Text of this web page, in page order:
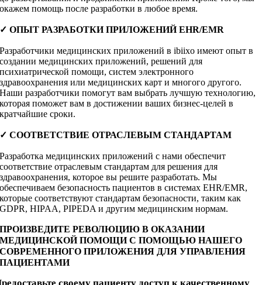
окажем помощь после разработки в любое время.
✓ ОПЫТ РАЗРАБОТКИ ПРИЛОЖЕНИЙ EHR/EMR
Разработчики медицинских приложений в ibiixo имеют опыт в
создании медицинских приложений, решений для
психиатрической помощи, систем электронного
здравоохранения или медицинских карт и многого другого.
Наши разработчики помогут вам выбрать лучшую технологию,
которая поможет вам в достижении ваших бизнес-целей в
кратчайшие сроки.
✓ СООТВЕТСТВИЕ ОТРАСЛЕВЫМ СТАНДАРТАМ
Разработка медицинских приложений с нами обеспечит
соответствие отраслевым стандартам для решения для
здравоохранения, которое вы решите разработать. Мы
обеспечиваем безопасность пациентов в системах EHR/EMR,
которые соответствуют стандартам безопасности, таким как
GDPR, HIPAA, PIPEDA и другим медицинским нормам.
ПРОИЗВЕДИТЕ РЕВОЛЮЦИЮ В ОКАЗАНИИ
МЕДИЦИНСКОЙ ПОМОЩИ С ПОМОЩЬЮ НАШЕГО
СОВРЕМЕННОГО ПРИЛОЖЕНИЯ ДЛЯ УПРАВЛЕНИЯ
ПАЦИЕНТАМИ